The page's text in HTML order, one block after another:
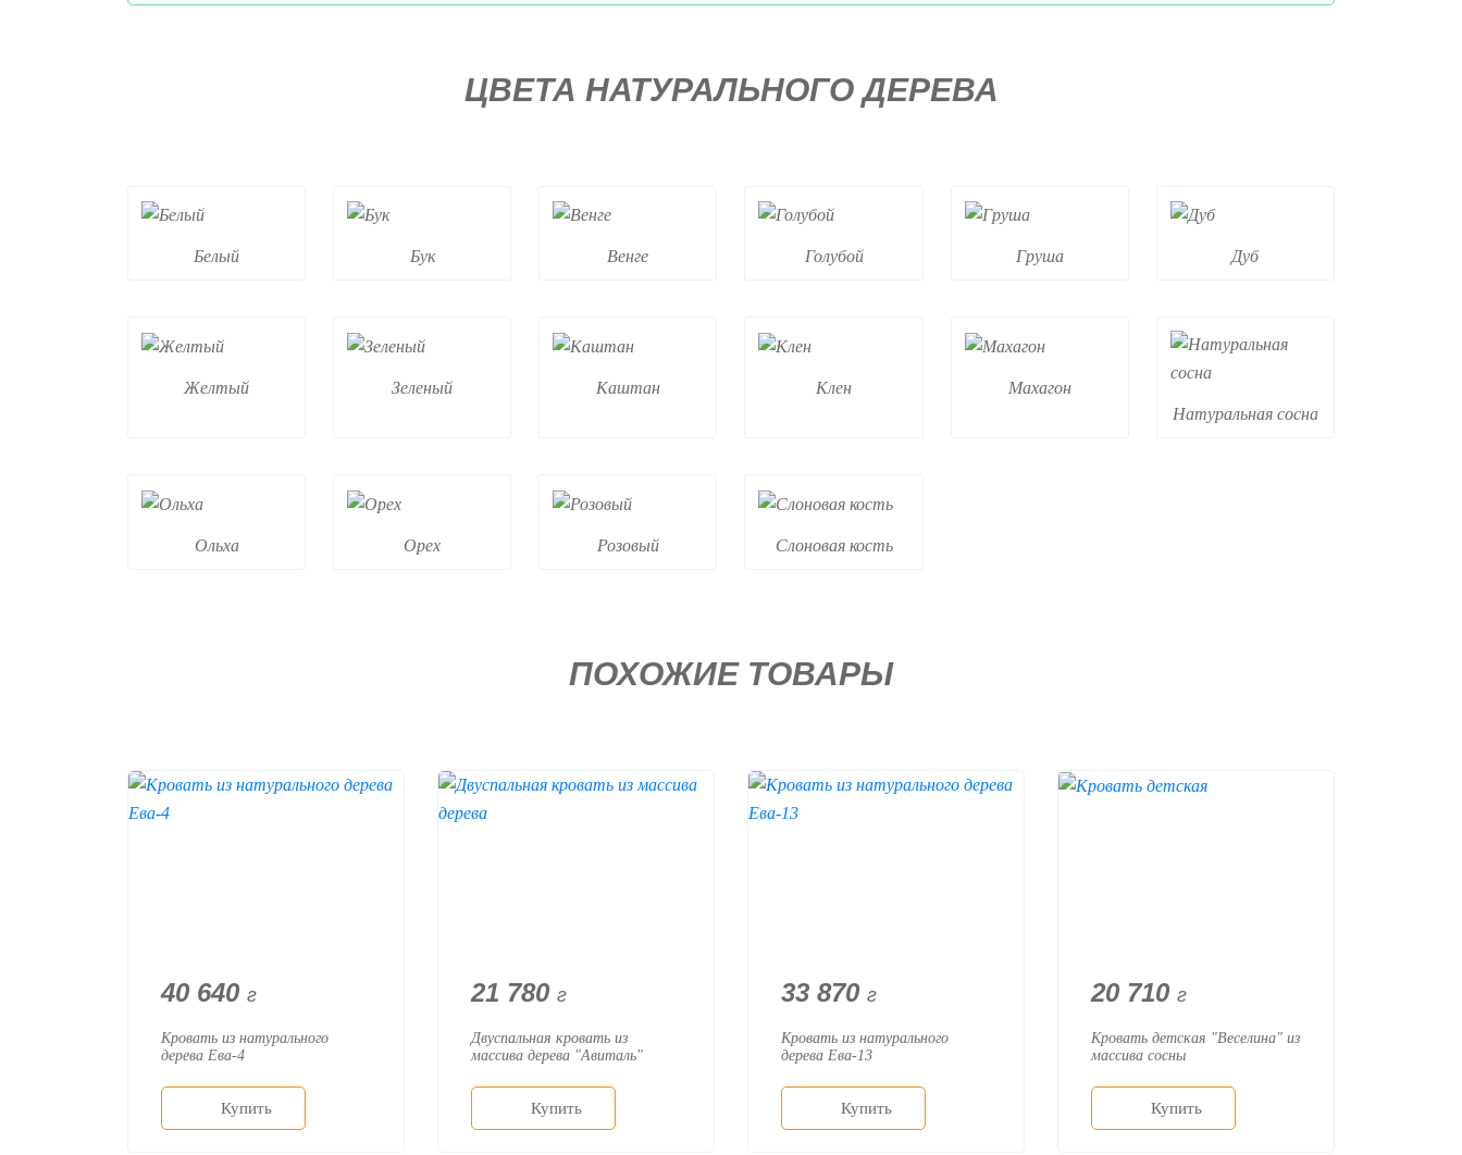
ЦВЕТА НАТУРАЛЬНОГО ДЕРЕВА
Белый Бук Венге Голубой Груша Дуб
Желтый Зеленый Каштан Клен
Махагон
Натуральная сосна
Ольха Орех Розовый Слоновая кость
ПОХОЖИЕ ТОВАРЫ
40 640 г
Кровать из натурального
дерева Ева-4
Купить
21 780 г
Двуспальная кровать из
массива дерева "Авиталь"
Купить
33 870 г
Кровать из натурального
дерева Ева-13
Купить
20 710 г
Кровать детская "Веселина" из
массива сосны
Купить